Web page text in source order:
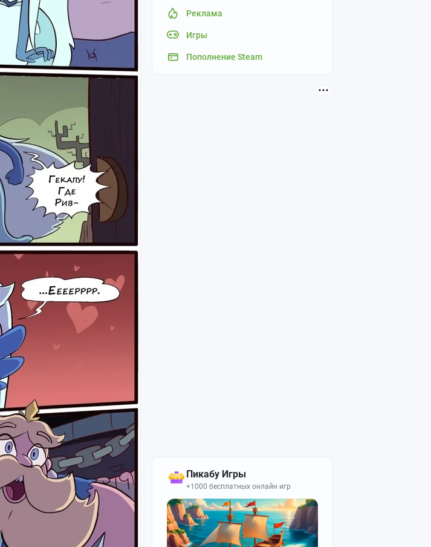
Реклама
Игры
Пополнение Steam
Пикабу Игры
+1000 бесплатных онлайн игр